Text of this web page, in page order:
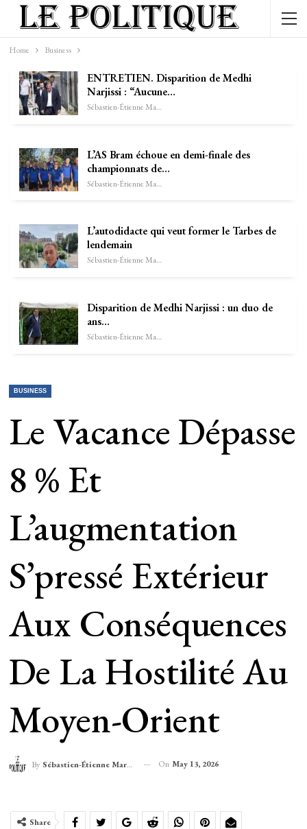
Home Business
ENTRETIEN. Disparition de Medhi
Narjissi : “Aucune…
Sébastien-Étienne Marechal
L’AS Bram échoue en demi-finale des
championnats de…
Sébastien-Étienne Marechal
L’autodidacte qui veut former le Tarbes de
lendemain
Sébastien-Étienne Marechal
Disparition de Medhi Narjissi : un duo de
ans…
Sébastien-Étienne Marechal
BUSINESS
Le Vacance Dépasse
8 % Et
L’augmentation
S’pressé Extérieur
Aux Conséquences
De La Hostilité Au
Moyen-Orient
By Sébastien-Étienne Marechal On May 13, 2026
Share